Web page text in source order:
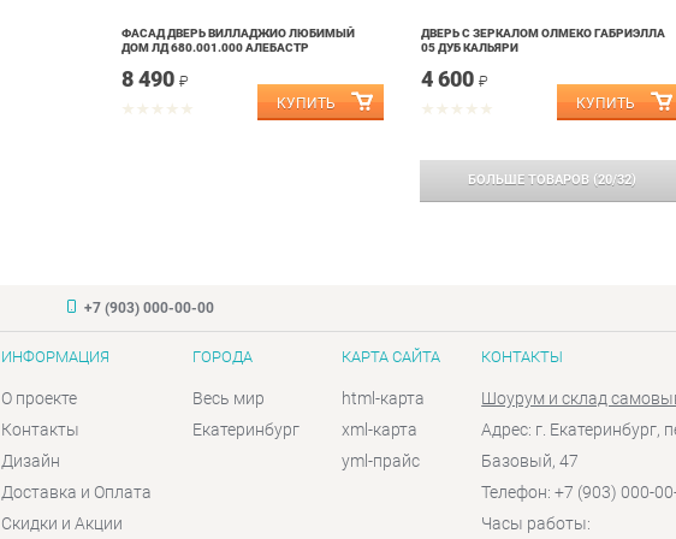
ФАСАД ДВЕРЬ ВИЛЛАДЖИО ЛЮБИМЫЙ
ДОМ ЛД 680.001.000 АЛЕБАСТР
8 490 ₽
ДВЕРЬ С ЗЕРКАЛОМ ОЛМЕКО ГАБРИЭЛЛА
05 ДУБ КАЛЬЯРИ
4 600 ₽
БОЛЬШЕ ТОВАРОВ(20/32)
+7 (903) 000-00-00
ИНФОРМАЦИЯ
О проекте
Контакты
Дизайн
Доставка и Оплата
Скидки и Акции
ГОРОДА
Весь мир
Екатеринбург
КАРТА САЙТА
html-карта
xml-карта
yml-прайс
КОНТАКТЫ
Шоурум и склад
Адрес: г. Екатеринбург,
Базовый, 47
Телефон: +7 (903) 000-
Часы работы: